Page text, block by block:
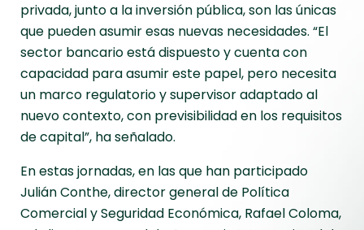
privada, junto a la inversión pública, son las únicas
que pueden asumir esas nuevas necesidades. “El
sector bancario está dispuesto y cuenta con
capacidad para asumir este papel, pero necesita
un marco regulatorio y supervisor adaptado al
nuevo contexto, con previsibilidad en los requisitos
de capital”, ha señalado.
En estas jornadas, en las que han participado
Julián Conthe, director general de Política
Comercial y Seguridad Económica, Rafael Coloma,